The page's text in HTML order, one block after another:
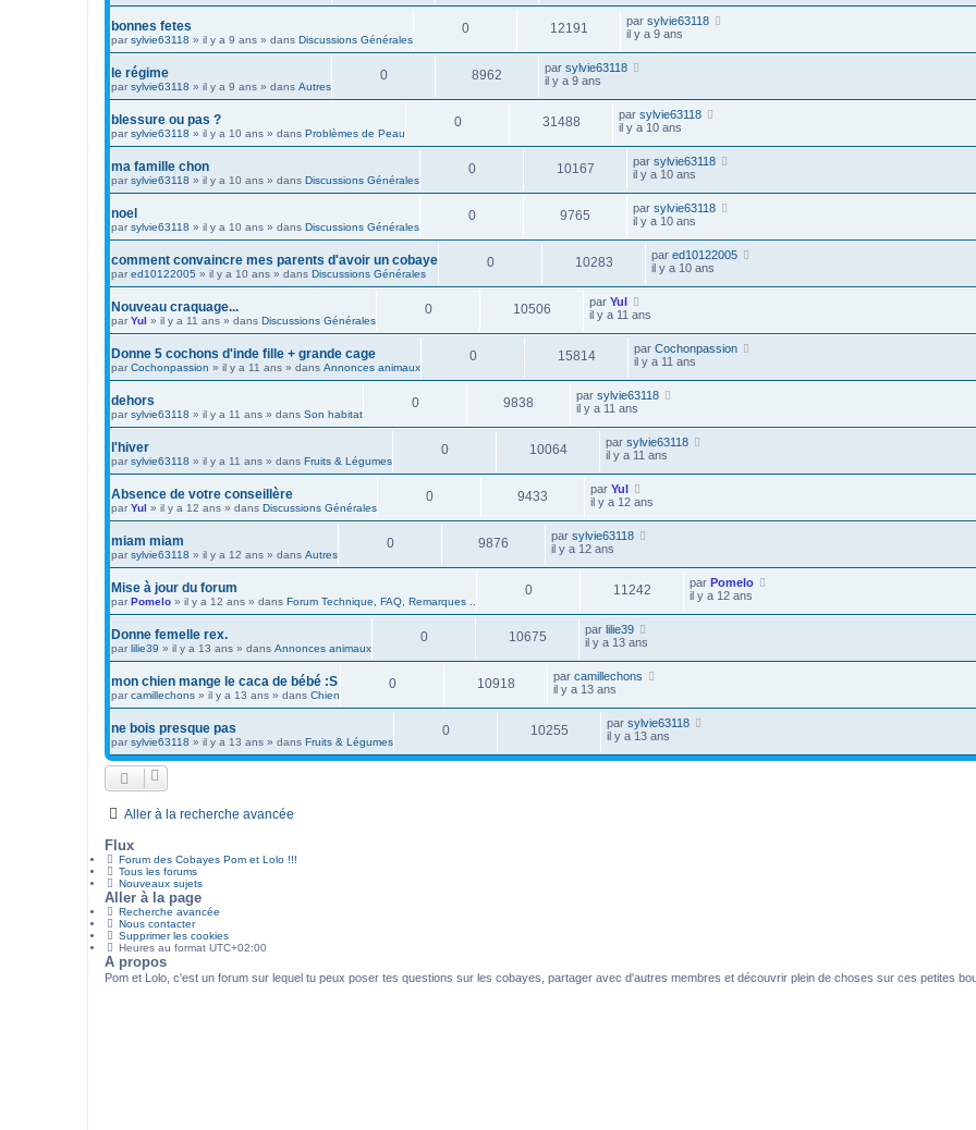
bonnes fetes
par sylvie63118 » il y a 9 ans » dans Discussions Générales
0 12191 par sylvie63118
il y a 9 ans
le régime
par sylvie63118 » il y a 9 ans » dans Autres
0 8962 par sylvie63118
il y a 9 ans
blessure ou pas ?
par sylvie63118 » il y a 10 ans » dans Problèmes de Peau
0 31488 par sylvie63118
il y a 10 ans
ma famille chon
par sylvie63118 » il y a 10 ans » dans Discussions Générales
0 10167 par sylvie63118
il y a 10 ans
noel
par sylvie63118 » il y a 10 ans » dans Discussions Générales
0 9765 par sylvie63118
il y a 10 ans
comment convaincre mes parents d'avoir un cobaye
par ed10122005 » il y a 10 ans » dans Discussions Générales
0 10283 par ed10122005
il y a 10 ans
Nouveau craquage...
par Yul » il y a 11 ans » dans Discussions Générales
0 10506 par Yul
il y a 11 ans
Donne 5 cochons d'inde fille + grande cage
par Cochonpassion » il y a 11 ans » dans Annonces animaux
0 15814 par Cochonpassion
il y a 11 ans
dehors
par sylvie63118 » il y a 11 ans » dans Son habitat
0 9838 par sylvie63118
il y a 11 ans
l'hiver
par sylvie63118 » il y a 11 ans » dans Fruits & Légumes
0 10064 par sylvie63118
il y a 11 ans
Absence de votre conseillère
par Yul » il y a 12 ans » dans Discussions Générales
0 9433 par Yul
il y a 12 ans
miam miam
par sylvie63118 » il y a 12 ans » dans Autres
0 9876 par sylvie63118
il y a 12 ans
Mise à jour du forum
par Pomelo » il y a 12 ans » dans Forum Technique, FAQ, Remarques ..
0 11242 par Pomelo
il y a 12 ans
Donne femelle rex.
par lilie39 » il y a 13 ans » dans Annonces animaux
0 10675 par lilie39
il y a 13 ans
mon chien mange le caca de bébé :S
par camillechons » il y a 13 ans » dans Chien
0 10918 par camillechons
il y a 13 ans
ne bois presque pas
par sylvie63118 » il y a 13 ans » dans Fruits & Légumes
0 10255 par sylvie63118
il y a 13 ans
Aller à la recherche avancée
Flux
Forum des Cobayes Pom et Lolo !!!
Tous les forums
Nouveaux sujets
Aller à la page
Recherche avancée
Nous contacter
Supprimer les cookies
Heures au format UTC+02:00
A propos
Pom et Lolo, c'est un forum sur lequel tu peux poser tes questions sur les cobayes, partager avec d'autres membres et découvrir plein de choses sur ces petites